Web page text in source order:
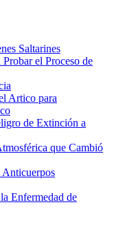
Saltarines
el Proceso de
Artico para
de Extinción a
que Cambió
Enfermedad de